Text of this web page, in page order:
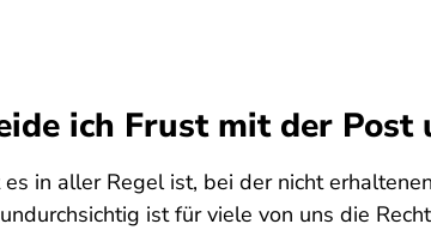
ich Frust mit der Post
in aller Regel ist, bei der nicht
ist für viele von uns die